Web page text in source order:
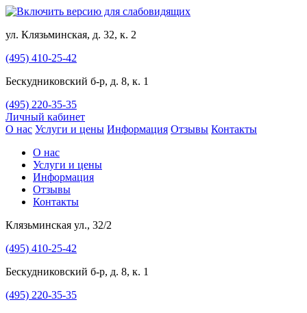
ул. Клязьминская, д. 32, к. 2
(495) 410-25-42
Бескудниковский б-р, д. 8, к. 1
(495) 220-35-35
Личный кабинет
О нас Услуги и цены Информация Отзывы Контакты
О нас
Услуги и цены
Информация
Отзывы
Контакты
Клязьминская ул., 32/2
(495) 410-25-42
Бескудниковский б-р, д. 8, к. 1
(495) 220-35-35